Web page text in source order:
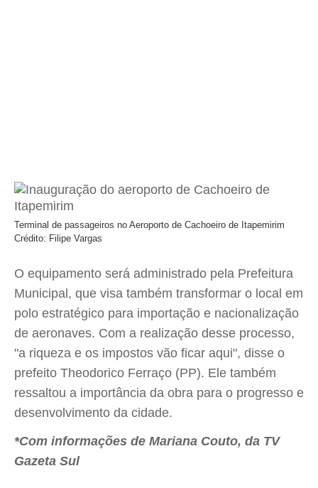
Terminal de passageiros no Aeroporto de Cachoeiro de Itapemirim
Crédito: Filipe Vargas
O equipamento será administrado pela Prefeitura
Municipal, que visa também transformar o local em
polo estratégico para importação e nacionalização
de aeronaves. Com a realização desse processo,
"a riqueza e os impostos vão ficar aqui", disse o
prefeito Theodorico Ferraço (PP). Ele também
ressaltou a importância da obra para o progresso e
desenvolvimento da cidade.
*Com informações de Mariana Couto, da TV
Gazeta Sul